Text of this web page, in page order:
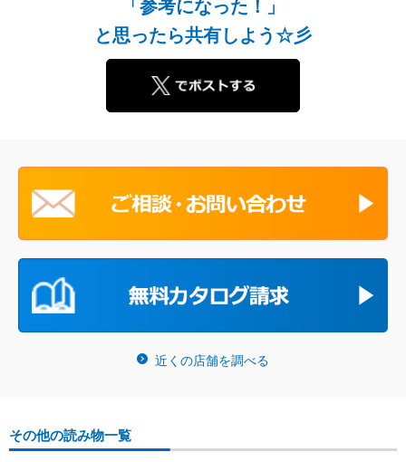
「参考になった！」
と思ったら共有しよう☆彡
近くの店舗を調べる
その他の読み物一覧